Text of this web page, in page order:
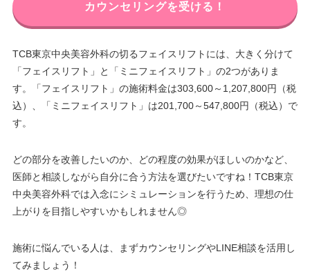
カウンセリングを受ける！
TCB東京中央美容外科の切るフェイスリフトには、大きく分けて
「フェイスリフト」と「ミニフェイスリフト」の2つがありま
す。「フェイスリフト」の施術料金は303,600～1,207,800円（税
込）、「ミニフェイスリフト」は201,700～547,800円（税込）で
す。
どの部分を改善したいのか、どの程度の効果がほしいのかなど、
医師と相談しながら自分に合う方法を選びたいですね！TCB東京
中央美容外科では入念にシミュレーションを行うため、理想の仕
上がりを目指しやすいかもしれません◎
施術に悩んでいる人は、まずカウンセリングやLINE相談を活用し
てみましょう！